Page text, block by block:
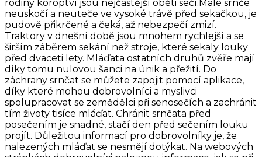
rodiny koroptví jsou nejčastější oběti sečí.Malé srnče
neuskočí a neuteče ve vysoké trávě před sekačkou, je
pudově přikrčené a čeká, až nebezpečí zmizí.
Traktory v dnešní době jsou mnohem rychlejší a se
širším záběrem sekání než stroje, které sekaly louky
před dvaceti lety. Mláďata ostatních druhů zvěře mají
díky tomu nulovou šanci na únik a přežití. Do
záchrany srnčat se můžete zapojit pomocí aplikace,
díky které mohou dobrovolníci a myslivci
spolupracovat se zemědělci při senosečích a zachránit
tím životy tisíce mláďat. Chránit srnčata před
posečením je snadné, stačí den před sečením louku
projít. Důležitou informací pro dobrovolníky je, že
nalezených mláďat se nesmějí dotýkat. Na webových